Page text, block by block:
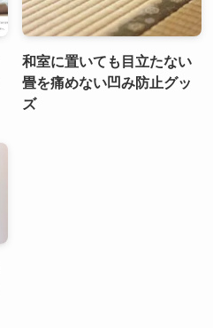
和室に置いても目立たない
畳を痛めない凹み防止グッ
ズ